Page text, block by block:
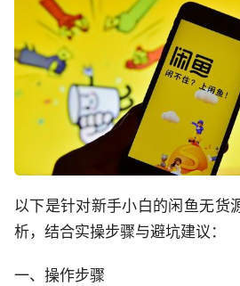
以下是针对新手小白的闲鱼无货
析，结合实操步骤与避坑建议：
一、操作步骤